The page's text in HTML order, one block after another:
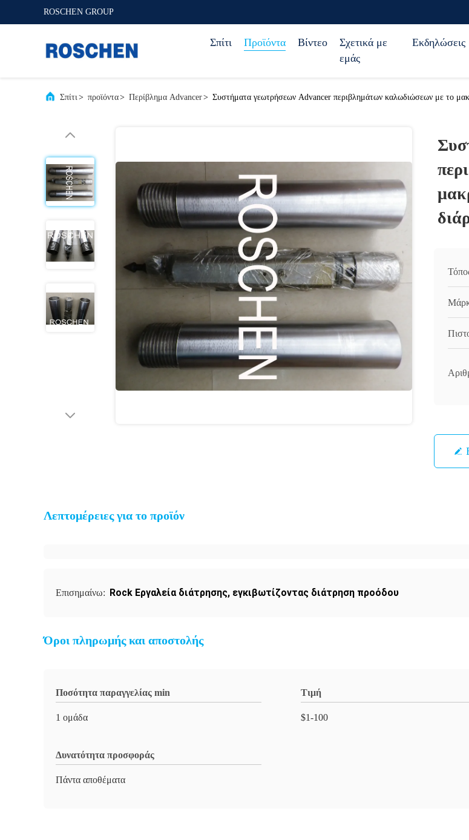
ROSCHEN GROUP
Σπίτι Προϊόντα Βίντεο
Σχετικά με
εμάς
Εκδηλώσεις
Σπίτι> προϊόντα> Περίβλημα Advancer> Συστήματα γεωτρήσεων Advancer περιβλημάτων καλωδιώσεων με το
Λεπτομέρειες για το προϊόν
Επισημαίνω: Rock Εργαλεία διάτρησης, εγκιβωτίζοντας διάτρηση προόδου
Όροι πληρωμής και αποστολής
Ποσότητα παραγγελίας min
1 ομάδα
Τιμή
$1-100
Δυνατότητα προσφοράς
Πάντα αποθέματα